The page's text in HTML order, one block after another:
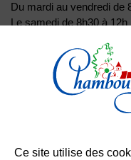
Du mardi au vendredi de
Le samedi de 8h30 à 12h
01 39 22 31 31
Ce site utilise des